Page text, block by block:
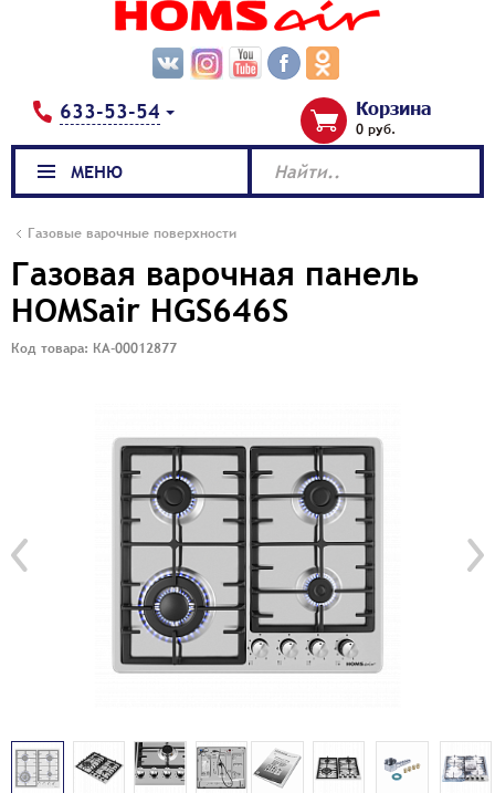
633-53-54 Корзина
0 руб.
Газовые варочные поверхности
Газовая варочная панель
HOMSair HGS646S
Код товара: КА-00012877
МЕНЮ Найти..